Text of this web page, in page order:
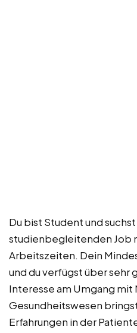
Du bist Student und
studienbegleitenden Job
Arbeitszeiten. Dein
und du verfügst über sehr
Interesse am Umgang mit
Gesundheitswesen
Erfahrungen in der